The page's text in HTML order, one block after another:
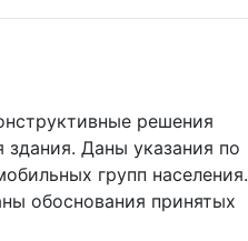
решения
здания. Даны указания по
групп населения.
обоснования принятых